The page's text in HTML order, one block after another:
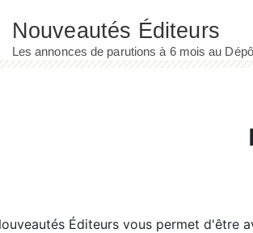
Éditeurs vous permet d'être